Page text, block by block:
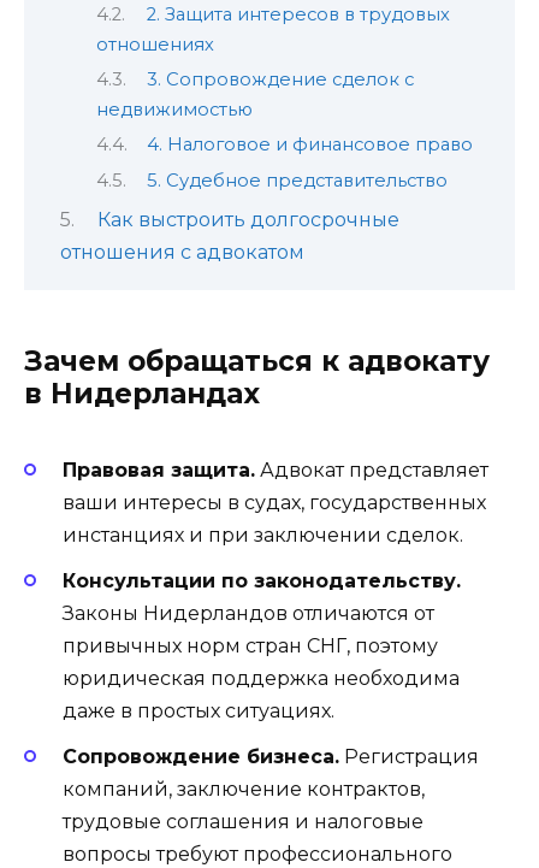
2. Защита интересов в трудовых
отношениях
3. Сопровождение сделок с
недвижимостью
4. Налоговое и финансовое право
5. Судебное представительство
Как выстроить долгосрочные
отношения с адвокатом
Зачем обращаться к адвокату
в Нидерландах
Правовая защита. Адвокат представляет
ваши интересы в судах, государственных
инстанциях и при заключении сделок.
Консультации по законодательству.
Законы Нидерландов отличаются от
привычных норм стран СНГ, поэтому
юридическая поддержка необходима
даже в простых ситуациях.
Сопровождение бизнеса. Регистрация
компаний, заключение контрактов,
трудовые соглашения и налоговые
вопросы требуют профессионального